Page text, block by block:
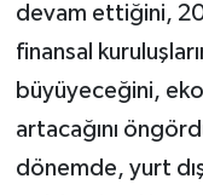
devam ettiğini,
finansal
büyüyeceğini,
artacağını
dönemde, yurt